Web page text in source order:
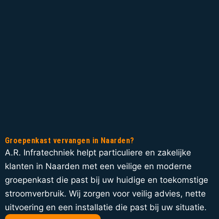
Groepenkast vervangen in Naarden?
A.R. Infratechniek helpt particuliere en zakelijke
klanten in Naarden met een veilige en moderne
groepenkast die past bij uw huidige en toekomstige
stroomverbruik. Wij zorgen voor veilig advies, nette
uitvoering en een installatie die past bij uw situatie.